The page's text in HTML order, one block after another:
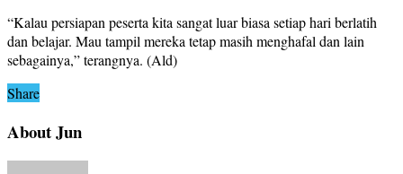
“Kalau persiapan peserta kita sangat luar biasa setiap hari berlatih
dan belajar. Mau tampil mereka tetap masih menghafal dan lain
sebagainya,” terangnya. (Ald)
Share
About Jun